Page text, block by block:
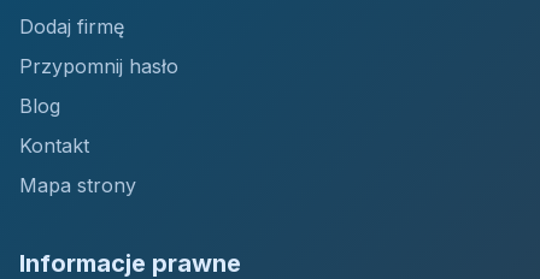
Dodaj firmę
Przypomnij hasło
Blog
Kontakt
Mapa strony
Informacje prawne